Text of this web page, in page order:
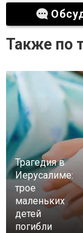
Также по
Трагедия в
Иерусалиме:
трое
маленьких
детей
погибли